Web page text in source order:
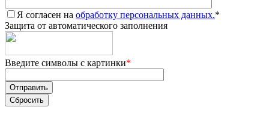
Я согласен на обработку персональных данных.*
Защита от автоматического заполнения
Введите символы с картинки*